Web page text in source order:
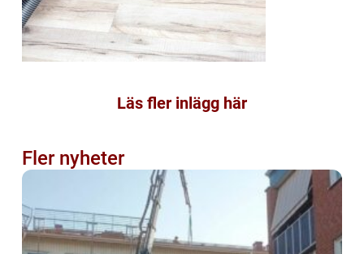
Läs fler inlägg här
Fler nyheter